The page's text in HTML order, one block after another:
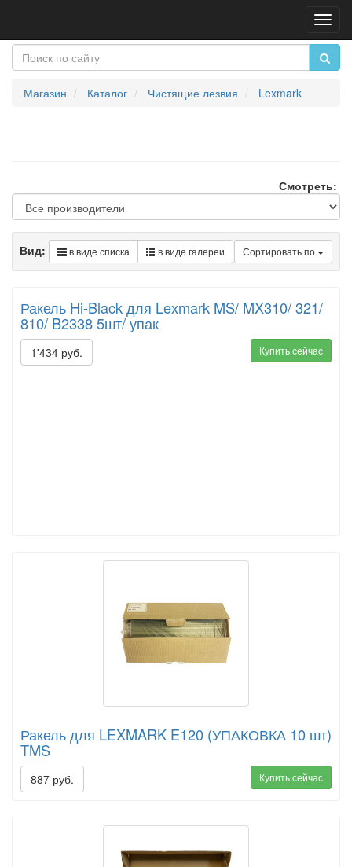
Магазин Каталог Чистящие лезвия Lexmark
Смотреть:
Сортировать по
Вид: в виде списка в виде галереи
Ракель Hi-Black для Lexmark MS/ MX310/ 321/
810/ B2338 5шт/ упак
1'434 руб. Купить сейчас
Ракель для LEXMARK E120 (УПАКОВКА 10 шт)
TMS
887 руб. Купить сейчас